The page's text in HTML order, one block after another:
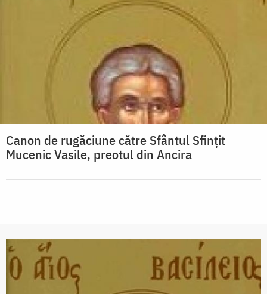
Canon de rugăciune către Sfântul Sfinţit
Mucenic Vasile, preotul din Ancira